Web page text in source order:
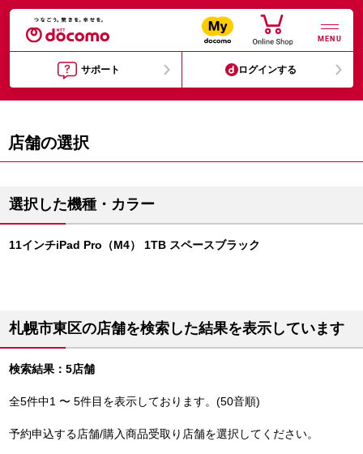
MENU
サポート ログインする
店舗の選択
選択した機種・カラー
11インチiPad Pro（M4） 1TB スペースブラック
札幌市東区の店舗を検索した結果を表示しています
検索結果：5店舗
全5件中1 〜 5件目を表示しております。(50音順)
予約申込する店舗/購入商品受取り店舗を選択してください。